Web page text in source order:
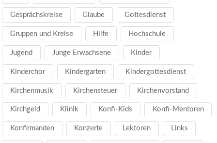
Gesprächskreise Glaube Gottesdienst
Gruppen und Kreise Hilfe Hochschule
Jugend Junge Erwachsene Kinder
Kinderchor Kindergarten Kindergottesdienst
Kirchenmusik Kirchensteuer Kirchenvorstand
Kirchgeld Klinik Konfi-Kids Konfi-Mentoren
Konfirmanden Konzerte Lektoren Links